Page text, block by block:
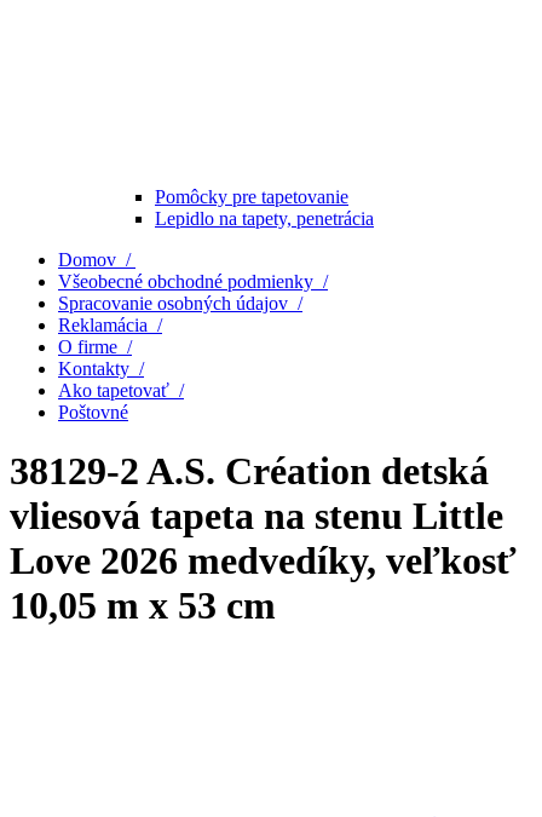
Pomôcky pre tapetovanie
Lepidlo na tapety, penetrácia
Domov /
Všeobecné obchodné podmienky /
Spracovanie osobných údajov /
Reklamácia /
O firme /
Kontakty /
Ako tapetovať /
Poštovné
38129-2 A.S. Création detská
vliesová tapeta na stenu Little
Love 2026 medvedíky, veľkosť
10,05 m x 53 cm